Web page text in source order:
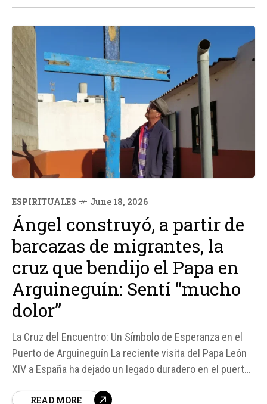
ESPIRITUALES June 18, 2026
Ángel construyó, a partir de
barcazas de migrantes, la
cruz que bendijo el Papa en
Arguineguín: Sentí “mucho
dolor”
La Cruz del Encuentro: Un Símbolo de Esperanza en el
Puerto de Arguineguín La reciente visita del Papa León
XIV a España ha dejado un legado duradero en el puerto
madera de cayucos de migrantes permanecerá como
READ MORE